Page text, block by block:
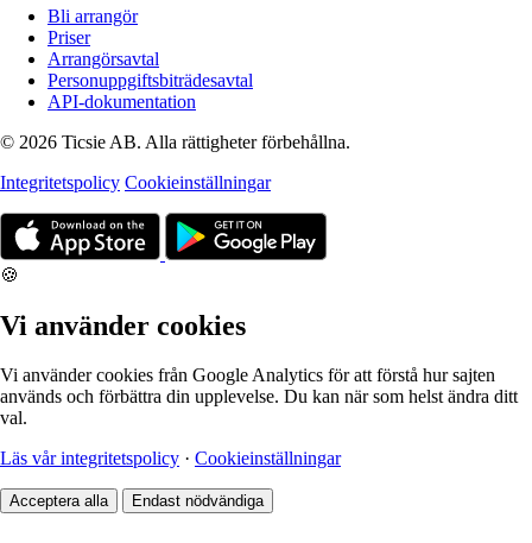
Bli arrangör
Priser
Arrangörsavtal
Personuppgiftsbiträdesavtal
API-dokumentation
© 2026 Ticsie AB. Alla rättigheter förbehållna.
Integritetspolicy Cookieinställningar
🍪
Vi använder cookies
Vi använder cookies från Google Analytics för att förstå hur sajten
används och förbättra din upplevelse. Du kan när som helst ändra ditt
val.
Läs vår integritetspolicy · Cookieinställningar
Acceptera alla Endast nödvändiga